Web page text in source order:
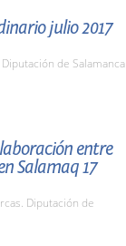
julio 2017
de Salamanca
entre
Salamaq 17
Diputación de